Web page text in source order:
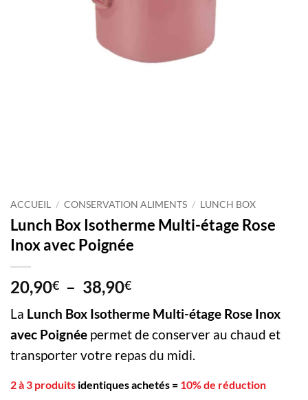
ACCUEIL / CONSERVATION ALIMENTS / LUNCH BOX
Lunch Box Isotherme Multi-étage Rose
Inox avec Poignée
20,90€ – 38,90€Plage
prix :
20,90€
à
La Lunch Box Isotherme Multi-étage Rose Inox
avec Poignée permet de conserver au chaud et
transporter votre repas du midi.
2 à 3 produits identiques achetés = 10% de réduction